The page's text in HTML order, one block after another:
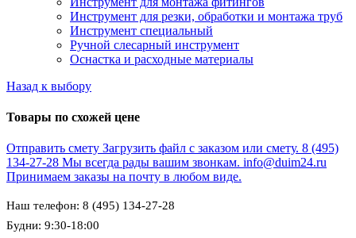
Инструмент для резки, обработки и монтажа труб
Инструмент специальный
Ручной слесарный инструмент
Оснастка и расходные материалы
Назад к выбору
Товары по схожей цене
Отправить смету Загрузить файл с заказом или смету. 8 (495)
134-27-28 Мы всегда рады вашим звонкам. info@duim24.ru
Принимаем заказы на почту в любом виде.
Наш телефон: 8 (495) 134-27-28
Будни: 9:30-18:00